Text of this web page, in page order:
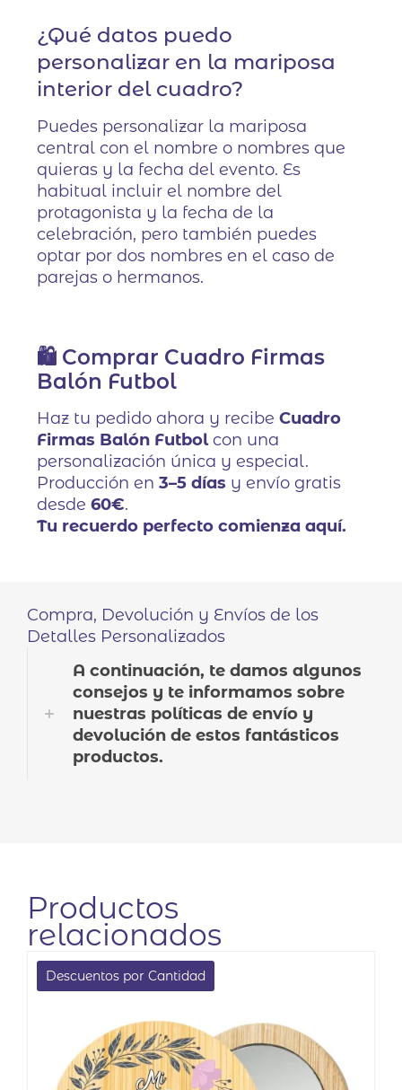
¿Qué datos puedo
personalizar en la mariposa
interior del cuadro?
Puedes personalizar la mariposa
central con el nombre o nombres que
quieras y la fecha del evento. Es
habitual incluir el nombre del
protagonista y la fecha de la
celebración, pero también puedes
optar por dos nombres en el caso de
parejas o hermanos.
🛍️ Comprar Cuadro Firmas
Balón Futbol
Haz tu pedido ahora y recibeCuadro
Firmas Balón Futbolcon una
personalización única y especial.
Producción en3–5 días y envío gratis
desde60€.
Tu recuerdo perfecto comienza aquí.
Compra, Devolución y Envíos de los
Detalles Personalizados
A continuación, te damos algunos
consejos y te informamos sobre
nuestras políticas de envío y
devolución de estos fantásticos
productos.
Productos
relacionados
EN OFERTA
Descuentos por Cantidad